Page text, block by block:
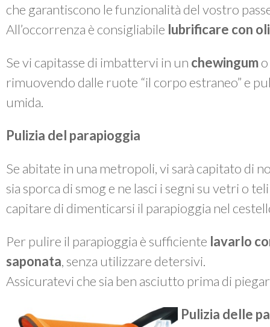
che garantiscono le funzionalità del vostro
All’occorrenza è consigliabile lubrificare con
Se vi capitasse di imbattervi in un chewingumo
rimuovendo dalle ruote “il corpo estraneo” e
umida.
Pulizia del parapioggia
Se abitate in una metropoli, vi sarà capitato di
sia sporca di smog e ne lasci i segni su vetri o
capitare di dimenticarsi il parapioggia nel
Per pulire il parapioggia è sufficiente lavarlo
saponata, senza utilizzare detersivi.
Assicuratevi che sia ben asciutto prima di
Pulizia delle